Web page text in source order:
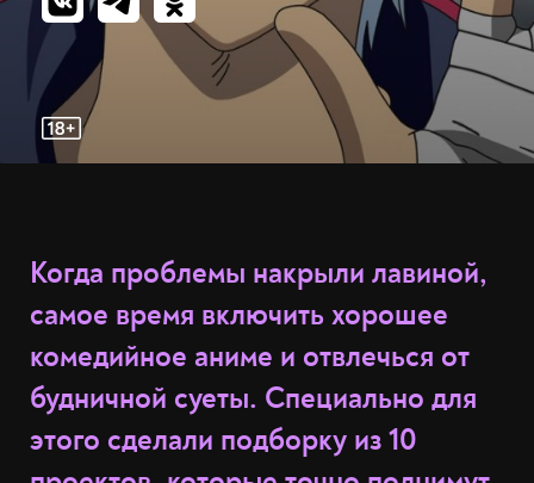
Когда проблемы накрыли лавиной,
самое время включить хорошее
комедийное аниме и отвлечься от
будничной суеты. Специально для
этого сделали подборку из 10